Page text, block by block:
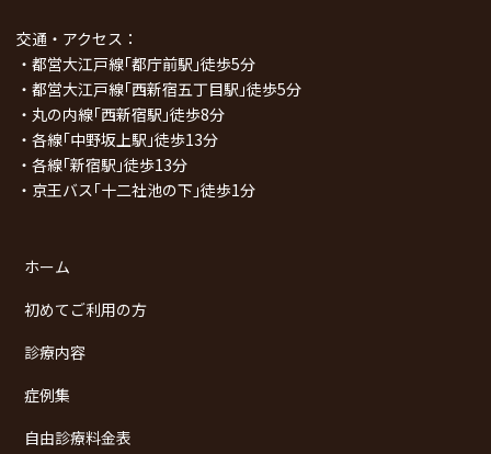
交通・アクセス：
・都営大江戸線｢都庁前駅｣徒歩5分
・都営大江戸線｢西新宿五丁目駅｣徒歩5分
・丸の内線｢西新宿駅｣徒歩8分
・各線｢中野坂上駅｣徒歩13分
・各線｢新宿駅｣徒歩13分
・京王バス｢十二社池の下｣徒歩1分
ホーム
初めてご利用の方
診療内容
症例集
自由診療料金表